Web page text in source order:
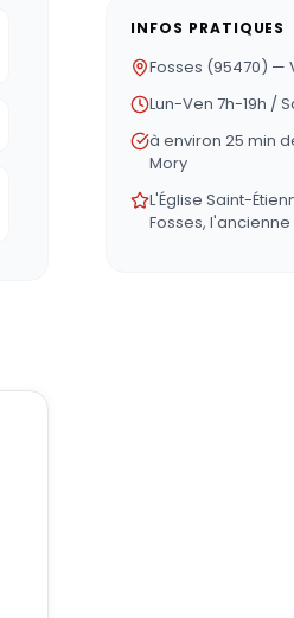
INFOS PRATIQUES
Fosses (95470) —
Lun-Ven 7h-19h /
à environ 25 min
Mory
L'Église Saint-
Fosses,